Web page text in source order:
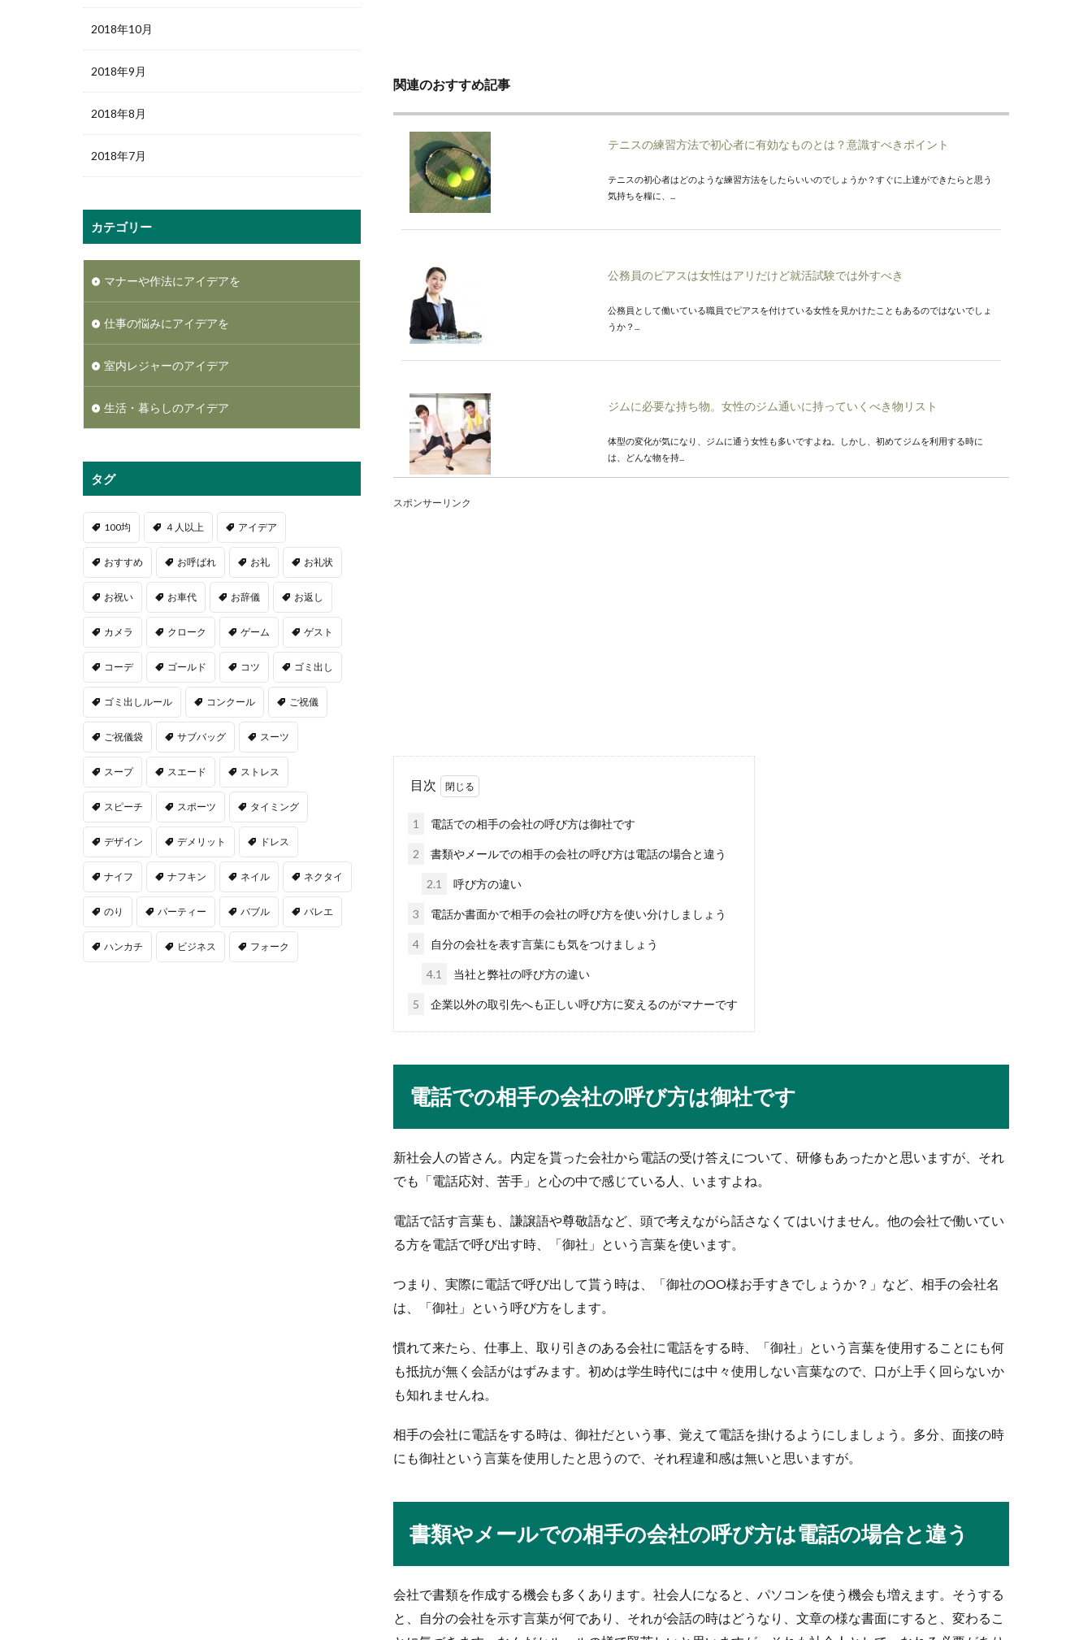
関連のおすすめ記事
テニスの練習方法で初心者に有効なものとは？意識すべきポイント
テニスの初心者はどのような練習方法をしたらいいのでしょうか？すぐに上達ができたらと思う
気持ちを糧に、...
公務員のピアスは女性はアリだけど就活試験では外すべき
公務員として働いている職員でピアスを付けている女性を見かけたこともあるのではないでしょ
うか？...
ジムに必要な持ち物。女性のジム通いに持っていくべき物リスト
体型の変化が気になり、ジムに通う女性も多いですよね。しかし、初めてジムを利用する時に
は、どんな物を持...
水泳の競泳の競技の種類について。特徴とルール
水泳の競泳の競技にはいろいろな種類があります。『自由形』・『背泳ぎ』・『平泳ぎ』・『バ
タフライ』...
剣道の試合の流れを解説！礼に始まり礼に終わる剣道について
はじめて剣道の試合に出場する人は、どのように試合が進むのか、一連の流れについて知りたく
絵を描く仕事といえば画家やイラストレーターなどありますが、そこにはどんな違いがあるので
しょう。同...
スノーボードの上達のコツ。基本・エッジ・ターンのやり方
スノーボードをカッコよく滑りたいと思っても、最初のうちは転んでばかりで上手く滑れるのか
なと心配になっ...
就職活動中の学生の皆さんの中には、大学でサークルに入っていないという人もいますよね。サ
ークルに入...
お茶とお菓子の置き方には決まりがある！お茶の基本の作法とは
ょう。...
お通夜に参列する場合お香典を準備しますが、いくら包もうかと金額に悩んでしまいます。お香
典の金...
スポンサーリンク
目次
1 電話での相手の会社の呼び方は御社です
2 書類やメールでの相手の会社の呼び方は電話の場合と違う
2.1 呼び方の違い
3 電話か書面かで相手の会社の呼び方を使い分けしましょう
4 自分の会社を表す言葉にも気をつけましょう
4.1 当社と弊社の呼び方の違い
5 企業以外の取引先へも正しい呼び方に変えるのがマナーです
電話での相手の会社の呼び方は御社です
新社会人の皆さん。内定を貰った会社から電話の受け答えについて、研修もあったかと思いますが、それ
でも「電話応対、苦手」と心の中で感じている人、いますよね。
電話で話す言葉も、謙譲語や尊敬語など、頭で考えながら話さなくてはいけません。他の会社で働いてい
る方を電話で呼び出す時、「御社」という言葉を使います。
つまり、実際に電話で呼び出して貰う時は、「御社のOO様お手すきでしょうか？」など、相手の会社名
は、「御社」という呼び方をします。
慣れて来たら、仕事上、取り引きのある会社に電話をする時、「御社」という言葉を使用することにも何
も抵抗が無く会話がはずみます。初めは学生時代には中々使用しない言葉なので、口が上手く回らないか
も知れませんね。
相手の会社に電話をする時は、御社だという事、覚えて電話を掛けるようにしましょう。多分、面接の時
にも御社という言葉を使用したと思うので、それ程違和感は無いと思いますが。
書類やメールでの相手の会社の呼び方は電話の場合と違う
会社で書類を作成する機会も多くあります。社会人になると、パソコンを使う機会も増えます。そうする
と、自分の会社を示す言葉が何であり、それが会話の時はどうなり、文章の様な書面にすると、変わるこ
2018年10月
2018年9月
2018年8月
2018年7月
カテゴリー
マナーや作法にアイデアを
仕事の悩みにアイデアを
室内レジャーのアイデア
生活・暮らしのアイデア
タグ
100均 ４人以上 アイデア
おすすめ お呼ばれ お礼 お礼状
お祝い お車代 お辞儀 お返し
カメラ クローク ゲーム ゲスト
コーデ ゴールド コツ ゴミ出し
ゴミ出しルール コンクール ご祝儀
ご祝儀袋 サブバッグ スーツ
スープ スエード ストレス
スピーチ スポーツ タイミング
デザイン デメリット ドレス
ナイフ ナフキン ネイル ネクタイ
のり パーティー バブル バレエ
ハンカチ ビジネス フォーク